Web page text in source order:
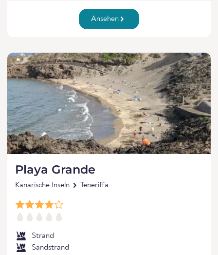
Ansehen
Playa Grande
Kanarische Inseln Teneriffa
Strand
Sandstrand